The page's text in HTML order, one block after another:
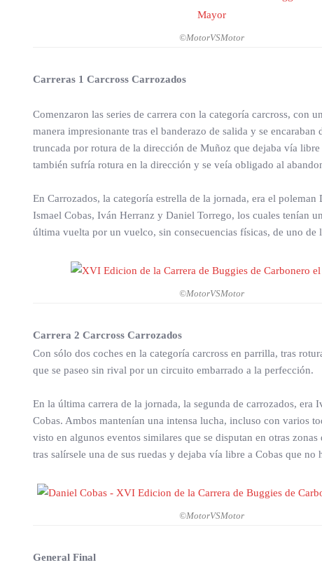
©MotorVSMotor
Carreras 1 Carcross Carrozados
Comenzaron las series de carrera con la categoría carcross, con
manera impresionante tras el banderazo de salida y se
truncada por rotura de la dirección de Muñoz que dejaba vía
también sufría rotura en la dirección y se veía obligado al
En Carrozados, la categoría estrella de la jornada, era el
Ismael Cobas, Iván Herranz y Daniel Torrego, los cuales tenían
última vuelta por un vuelco, sin consecuencias físicas, de uno de
©MotorVSMotor
Carrera 2 Carcross Carrozados
Con sólo dos coches en la categoría carcross en parrilla, tras
que se paseo sin rival por un circuito embarrado a la perfección.
En la última carrera de la jornada, la segunda de carrozados,
Cobas. Ambos mantenían una intensa lucha, incluso con varios
visto en algunos eventos similares que se disputan en otras
tras salírsele una de sus ruedas y dejaba vía libre a Cobas que
©MotorVSMotor
General Final